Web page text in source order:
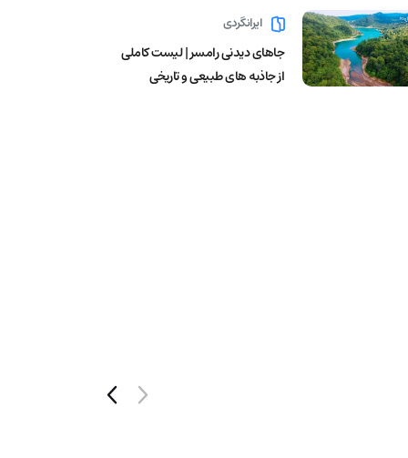
ایرانگردی
جاهای دیدنی رامسر | لیست کاملی
از جاذبه های طبیعی و تاریخی